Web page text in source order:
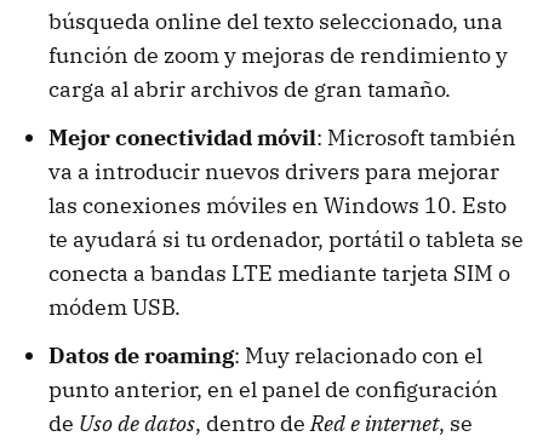
búsqueda online del texto seleccionado, una
función de zoom y mejoras de rendimiento y
carga al abrir archivos de gran tamaño.
Mejor conectividad móvil: Microsoft también
va a introducir nuevos drivers para mejorar
las conexiones móviles en Windows 10. Esto
te ayudará si tu ordenador, portátil o tableta se
conecta a bandas LTE mediante tarjeta SIM o
módem USB.
Datos de roaming: Muy relacionado con el
punto anterior, en el panel de configuración
de Uso de datos, dentro deRed e internet, se